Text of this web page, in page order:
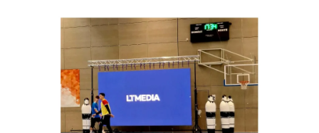
hvězdiček.